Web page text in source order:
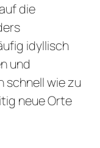
die
idyllisch
und
schnell wie zu
neue Orte